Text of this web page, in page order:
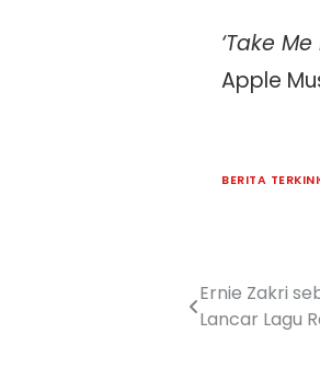
‘Take
Apple
BERITA TERKINI
Ernie Zakri
Lancar Lagu